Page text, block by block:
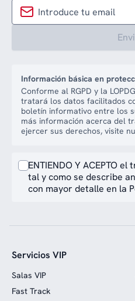
Información básica en
Conforme al RGPD y la
tratará los datos facilitados
boletín informativo entre los
más información acerca del
ejercer sus derechos, visite
ENTIENDO Y ACEPTO
tal y como se describe
con mayor detalle en la
Servicios VIP
Salas VIP
Fast Track